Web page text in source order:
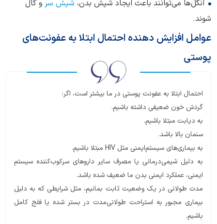
انگل‌ها می‌توانند باعث ایجاد شپش بدن، شپش سر و گال
شوند.
عوامل افزایش دهنده احتمال ابتلا به عفونت‌های
پوستی
احتمال ابتلا به عفونت پوستی در ما بیشتر است، اگر:
گردش خون ضعیفی داشته باشیم.
به دیابت مبتلا باشیم.
سنمان بالا باشد.
به بیماری‌های سیستم‌ایمنی مثل HIV مبتلا باشیم.
به دلیل شیمی‌درمانی یا مصرف سایر داروهای سرکوب‌کننده سیستم
ایمنی، عملکرد ایمنی بدن ما ضعیف شده باشد.
مدت طولانی در یک وضعیت ثابت بمانیم، مثل شرایطی که به دلیل
بیماری مجبور به استراحت طولانی‌مدت در بستر شده یا فلج کامل
باشیم.